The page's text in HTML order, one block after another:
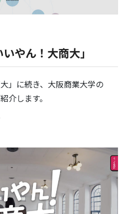
やん！大商大」
」に続き、大阪商業大学の
介します。